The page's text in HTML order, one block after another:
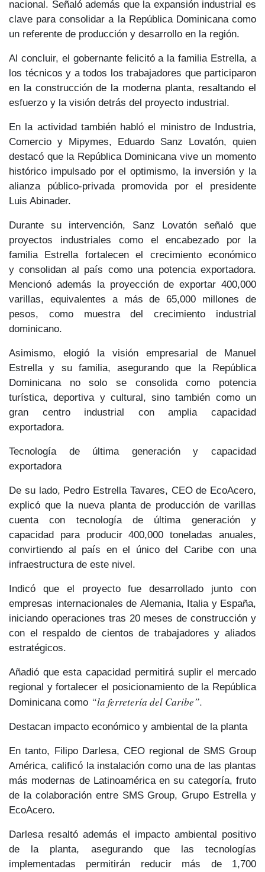
nacional. Señaló además que la expansión industrial es
clave para consolidar a la República Dominicana como
un referente de producción y desarrollo en la región.
Al concluir, el gobernante felicitó a la familia Estrella, a
los técnicos y a todos los trabajadores que participaron
en la construcción de la moderna planta, resaltando el
esfuerzo y la visión detrás del proyecto industrial.
En la actividad también habló el ministro de Industria,
Comercio y Mipymes, Eduardo Sanz Lovatón, quien
destacó que la República Dominicana vive un momento
histórico impulsado por el optimismo, la inversión y la
alianza público-privada promovida por el presidente
Luis Abinader.
Durante su intervención, Sanz Lovatón señaló que
proyectos industriales como el encabezado por la
familia Estrella fortalecen el crecimiento económico
y consolidan al país como una potencia exportadora.
Mencionó además la proyección de exportar 400,000
varillas, equivalentes a más de 65,000 millones de
pesos, como muestra del crecimiento industrial
dominicano.
Asimismo, elogió la
visión empresarial de Manuel
Estrella y su familia, asegurando que la República
Dominicana no solo se consolida como
potencia
turística, deportiva y cultural, sino también como un
gran centro industrial con
amplia capacidad
exportadora.
Tecnología de última generación y capacidad
exportadora
De su lado, Pedro Estrella Tavares, CEO de EcoAcero,
explicó que la nueva planta de producción de varillas
cuenta con
tecnología de última generacióny
capacidad para producir 400,000 toneladas anuales,
convirtiendo al país en el único del Caribecon una
infraestructura de este nivel.
Indicó que el proyecto fue desarrollado junto con
empresas internacionales de Alemania, Italia y España,
iniciando operaciones tras 20 meses de construcción y
con el respaldo de cientos de trabajadores y aliados
estratégicos.
Añadió que esta capacidad permitirá suplir el mercado
regional y fortalecer el posicionamiento de la República
Dominicana como “la ferretería del Caribe”.
Destacan impacto económico y ambiental de la planta
En tanto, Filipo Darlesa, CEO regional de SMS Group
América, calificó la instalación como una de las plantas
más modernas de Latinoaméricaen su categoría, fruto
de la colaboración entre SMS Group, Grupo Estrella y
EcoAcero.
Darlesa resaltó además el impacto ambiental positivo
de la planta, asegurando que las tecnologías
implementadas permitirán reducir más de 1,700